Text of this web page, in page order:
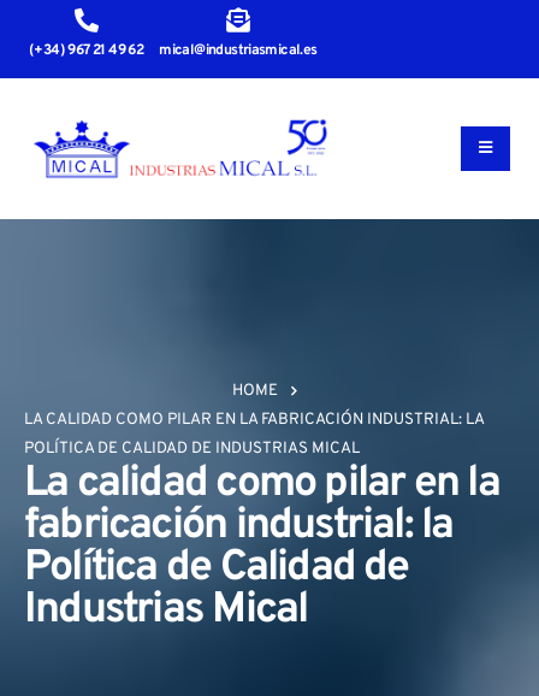
(+34) 967 21 49 62 mical@industriasmical.es
HOME
LA CALIDAD COMO PILAR EN LA FABRICACIÓN INDUSTRIAL: LA
POLÍTICA DE CALIDAD DE INDUSTRIAS MICAL
La calidad como pilar en la
fabricación industrial: la
Política de Calidad de
Industrias Mical